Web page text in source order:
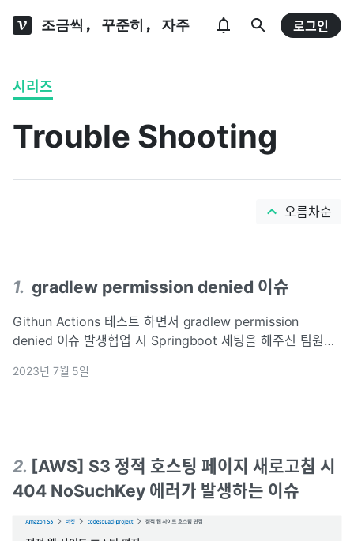
조금씩, 꾸준히, 자주 로그인
시리즈
Trouble Shooting
오름차순
1. gradlew permission denied 이슈
Githun Actions 테스트 하면서 gradlew permission
denied 이슈 발생협업 시 Springboot 세팅을 해주신 팀원분
스를 push하면 파일 생성 시 기본 권한이 644로 생성된다
2023년 7월 5일
2. [AWS] S3 정적 호스팅 페이지 새로고침 시
404 NoSuchKey 에러가 발생하는 이슈